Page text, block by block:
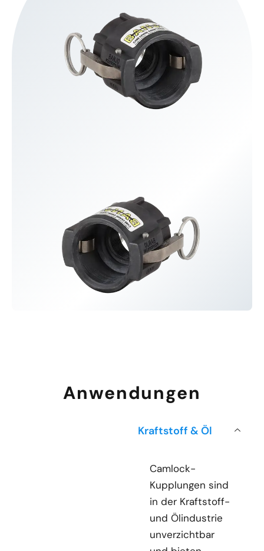
Anwendungen
Kraftstoff & Öl
Camlock-
Kupplungen sind
in der Kraftstoff-
und Ölindustrie
unverzichtbar